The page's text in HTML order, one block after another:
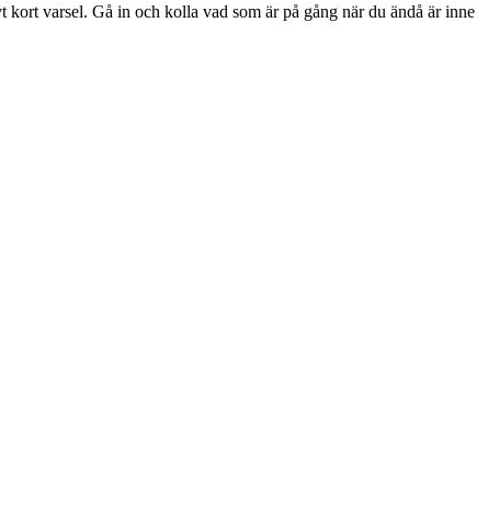
varsel. Gå in och kolla vad som är på gång när du ändå är inne